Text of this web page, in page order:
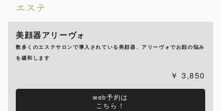
エステ
美顔器アリーヴォ
数多くのエステサロンで導入されている美顔器、アリーヴォでお顔の悩み
を緩和します
3,850
web予約は
こちら！